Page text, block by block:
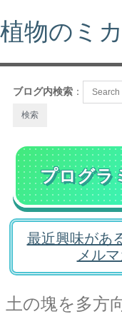
植物のミ
ブログ内検索 ：
プログラ
最近興味があ
メル
土の塊を多方